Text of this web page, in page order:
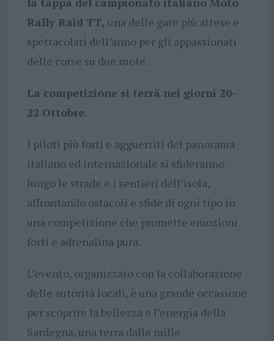
Rally Raid TT, una delle gare più attese e
spettacolari dell’anno per gli appassionati
delle corse su due ruote.
La competizione si terrà nei giorni 20-
22 Ottobre.
I piloti più forti e agguerriti del panorama
italiano ed internazionale si sfideranno
lungo le strade e i sentieri dell’isola,
affrontando ostacoli e sfide di ogni tipo in
una competizione che promette emozioni
forti e adrenalina pura.
L’evento, organizzato con la collaborazione
delle autorità locali, è una grande occasione
per scoprire la bellezza e l’energia della
Sardegna, una terra dalle mille